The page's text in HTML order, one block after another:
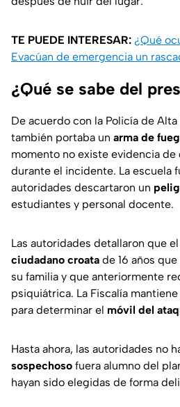
TE PUEDE INTERESAR: ¿Qué
Evacúan de emergencia un
¿Qué se sabe del
De acuerdo con la Policía de Alta
también portaba un arma de
momento no existe evidencia de
durante el incidente. La escuela
autoridades descartaron un
estudiantes y personal docente.
Las autoridades detallaron que
ciudadano croata de 16 años
su familia y que anteriormente
psiquiátrica. La Fiscalía
para determinar el móvil del
Hasta ahora, las autoridades no
sospechoso fuera alumno del
hayan sido elegidas de forma